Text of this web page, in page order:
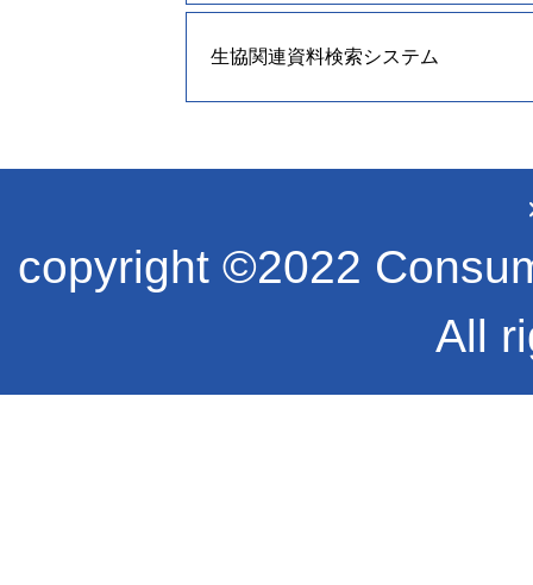
生協関連資料検索システム
copyright ©2022
All